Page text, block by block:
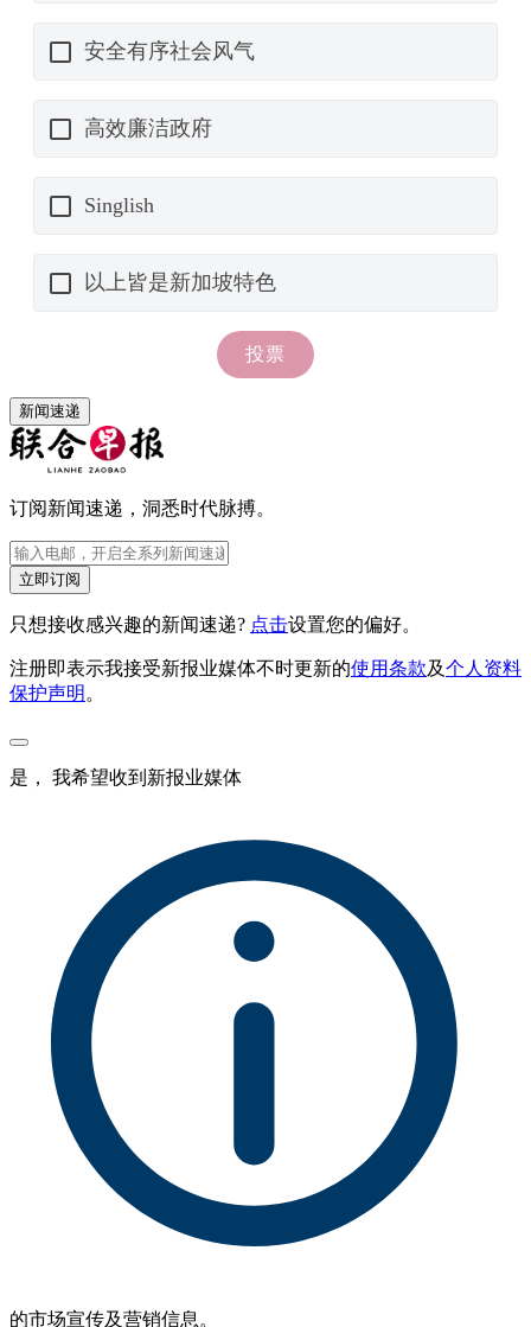
新闻速递
订阅新闻速递，洞悉时代脉搏。
立即订阅
只想接收感兴趣的新闻速递? 点击设置您的偏好。
注册即表示我接受新报业媒体不时更新的使用条款及个人资料
保护声明 。
是， 我希望收到新报业媒体
的市场宣传及营销信息。